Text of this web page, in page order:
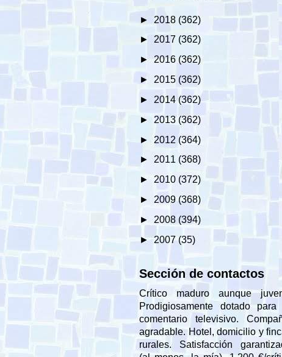
► 2018 (362)
► 2017 (362)
► 2016 (362)
► 2015 (362)
► 2014 (362)
► 2013 (362)
► 2012 (364)
► 2011 (368)
► 2010 (372)
► 2009 (368)
► 2008 (394)
►2007 (35)
Sección de contactos
Crítico maduro aunque
Prodigiosamente dotado
comentario televisivo.
agradable. Hotel, domicilio y
rurales. Satisfacción